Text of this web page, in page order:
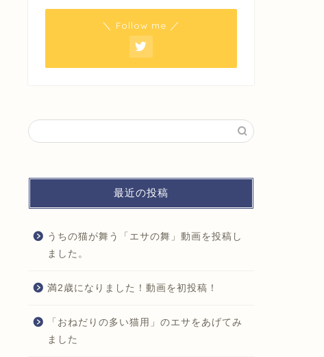
2022年4月26日
猫の防暑対策。大理石板で省電力、
ひんやり涼む！
2022年2月8日
＼ Follow me ／
最近の投稿
うちの猫が舞う「エサの舞」動画を投稿し
ました。
満2歳になりました！動画を初投稿！
「おねだりの多い猫用」のエサをあげてみ
ました